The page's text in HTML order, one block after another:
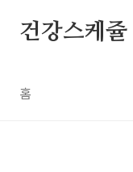
건강스케쥴
홈